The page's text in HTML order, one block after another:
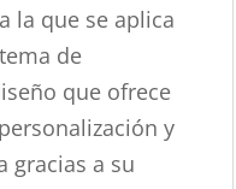
la que se aplica
de
que ofrece
y
gracias a su